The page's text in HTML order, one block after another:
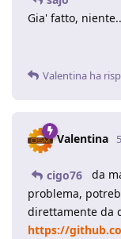
Gia' fatto,
Valentina ha
Valentina
cigo76
da
problema,
direttamente da
https://